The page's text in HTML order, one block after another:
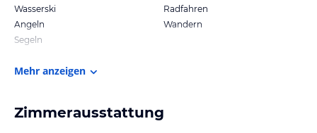
Wasserski
Angeln
Segeln
Radfahren
Wandern
Mehr anzeigen
Zimmerausstattung